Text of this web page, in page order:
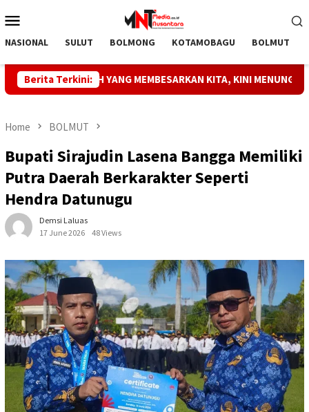
to
Menu
NASIONAL SULUT BOLMONG KOTAMOBAGU BOLMUT
Berita Terkini:
TANAH YANG MEMBESARKAN KITA, KINI MENUNGGU
Home BOLMUT
Bupati Sirajudin Lasena Bangga Memiliki
Putra Daerah Berkarakter Seperti
Hendra Datunugu
Demsi Laluas
17 June 2026
48 Views